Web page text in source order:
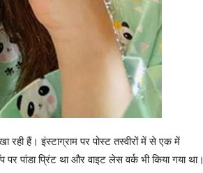
हैं। इंस्टाग्राम पर पोस्ट तस्वीरों में से एक में
पांडा प्रिंट था और वाइट लेस वर्क भी किया गया था।